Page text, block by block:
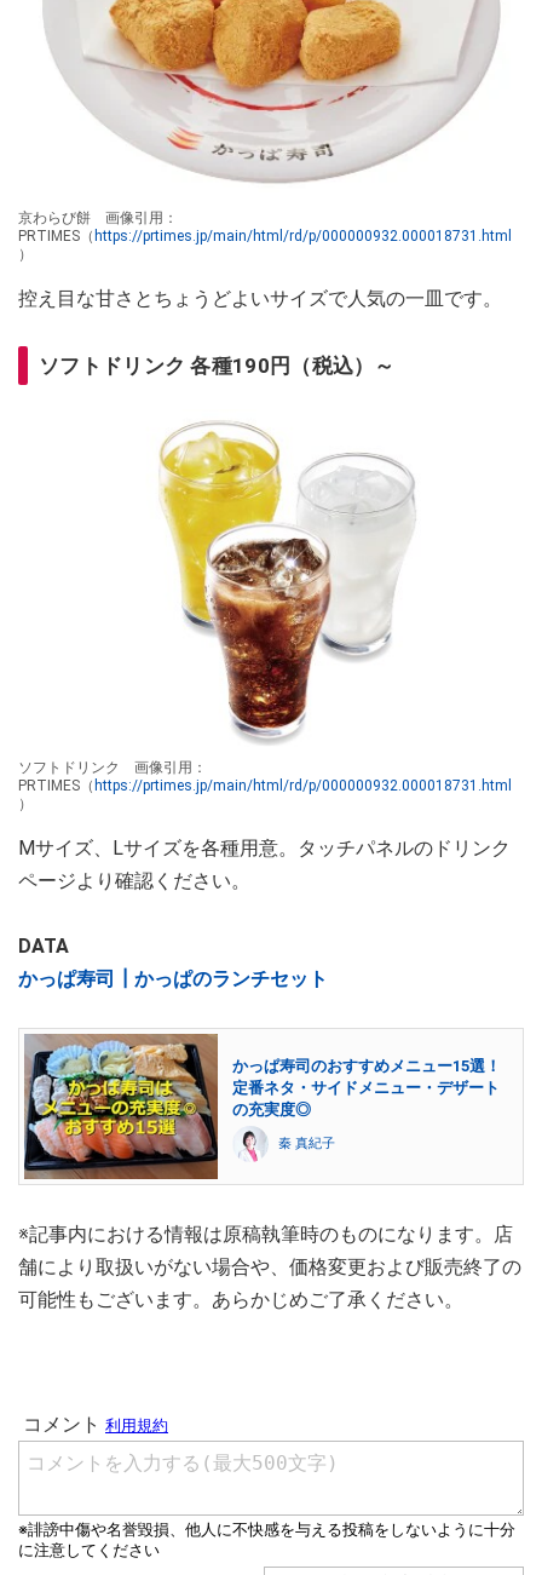
京わらび餅 画像引用：
PRTIMES（ https://prtimes.jp/main/html/rd/p/000000932.000018731.html
）
控え目な甘さとちょうどよいサイズで人気の一皿です。
ソフトドリンク 各種190円（税込）～
ソフトドリンク 画像引用：
PRTIMES（ https://prtimes.jp/main/html/rd/p/000000932.000018731.html
）
Mサイズ、Lサイズを各種用意。タッチパネルのドリンク
ページより確認ください。
DATA
かっぱ寿司┃かっぱのランチセット
かっぱ寿司のおすすめメニュー15選！
定番ネタ・サイドメニュー・デザート
の充実度◎
秦 真紀子
※記事内における情報は原稿執筆時のものになります。店
舗により取扱いがない場合や、価格変更および販売終了の
可能性もございます。あらかじめご了承ください。